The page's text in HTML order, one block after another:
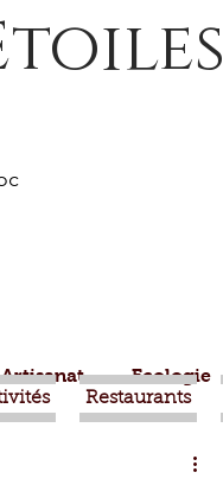
Restaurants
Artisanat Ecologie